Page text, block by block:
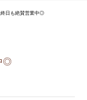
終日も絶賛営業中◎
◎